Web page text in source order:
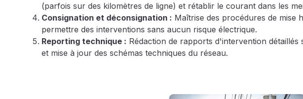
(parfois sur des kilomètres de ligne) et rétablir le courant dans les
Consignation et déconsignation : Maîtrise des procédures de mise
permettre des interventions sans aucun risque électrique.
Reporting technique : Rédaction de rapports d'intervention
et mise à jour des schémas techniques du réseau.